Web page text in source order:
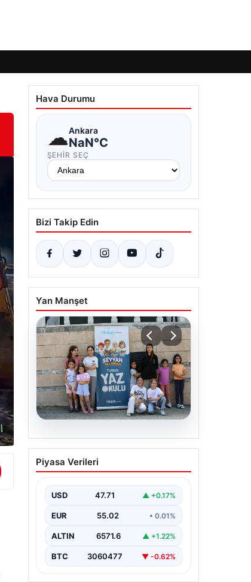
Hava Durumu
☁Ankara
NaN°C
ŞEHIR SEÇ
Bizi Takip Edin
Yan Manşet
06.08.2026
TÜGVA’dan çocuklar için
meydan şenlikleri
Piyasa Verileri
USD 47.71 ▲ +0.17%
EUR 55.02 • 0.01%
ALTIN 6571.6 ▲ +1.22%
BTC 3060477 ▼ -0.62%